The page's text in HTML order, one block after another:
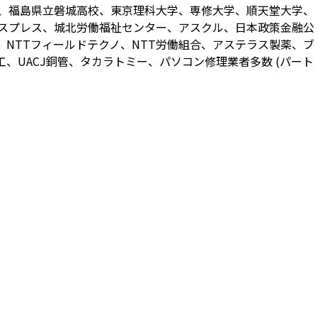
島県立磐城高校、東京理科大学、専修大学、順天堂大学、
レス、城北労働福祉センター、アスクル、日本政策金融公
フィールドテクノ、NTT労働組合、アステラス製薬、ブ
UACJ銅管、タカラトミー、パソコン修理業者多数 (パート